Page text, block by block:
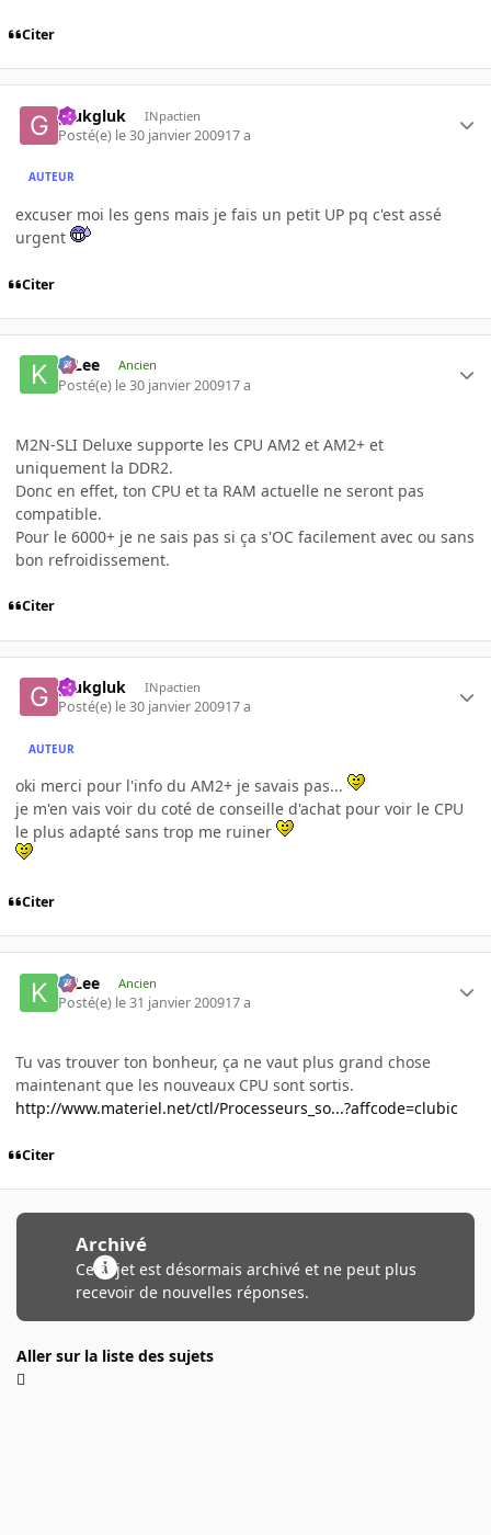
Citer
glukgluk INpactien
Posté(e) le 30 janvier 200917 a
AUTEUR
excuser moi les gens mais je fais un petit UP pq c'est assé
urgent
Citer
K-Lee Ancien
Posté(e) le 30 janvier 200917 a
M2N-SLI Deluxe supporte les CPU AM2 et AM2+ et
uniquement la DDR2.
Donc en effet, ton CPU et ta RAM actuelle ne seront pas
compatible.
Pour le 6000+ je ne sais pas si ça s'OC facilement avec ou sans
bon refroidissement.
Citer
glukgluk INpactien
Posté(e) le 30 janvier 200917 a
AUTEUR
oki merci pour l'info du AM2+ je savais pas...
je m'en vais voir du coté de conseille d'achat pour voir le CPU
le plus adapté sans trop me ruiner
Citer
K-Lee Ancien
Posté(e) le 31 janvier 200917 a
Tu vas trouver ton bonheur, ça ne vaut plus grand chose
maintenant que les nouveaux CPU sont sortis.
http://www.materiel.net/ctl/Processeurs_so...?affcode=clubic
Citer
Archivé
Ce sujet est désormais archivé et ne peut plus
recevoir de nouvelles réponses.
Aller sur la liste des sujets